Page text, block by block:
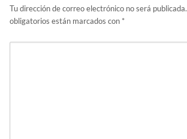
Tu dirección de correo electrónico no será publicada.
obligatorios están marcados con *